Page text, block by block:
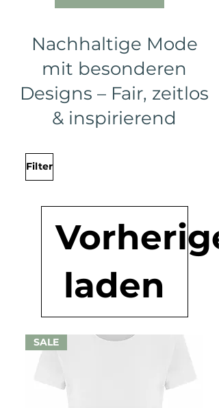
Nachhaltige Mode
mit besonderen
Designs – Fair, zeitlos
& inspirierend
Filter
Vorherige
laden
SALE